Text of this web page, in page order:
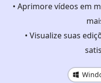
• Aprimore vídeos em
• Visualize suas